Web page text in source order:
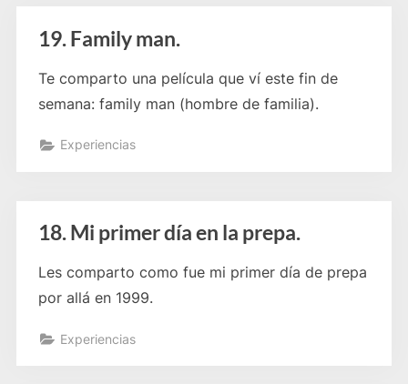
19. Family man.
Te comparto una película que ví este fin de
semana: family man (hombre de familia).
Experiencias
18. Mi primer día en la prepa.
Les comparto como fue mi primer día de prepa
por allá en 1999.
Experiencias